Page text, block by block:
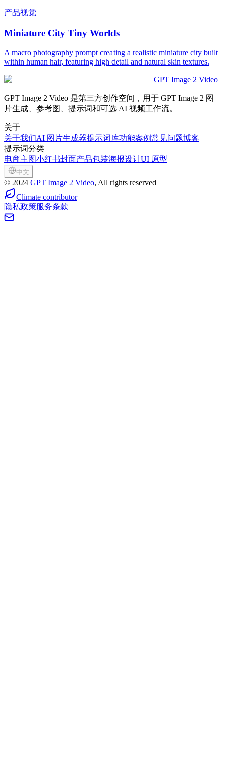
产品视觉
Miniature City Tiny Worlds
A macro photography prompt creating a realistic miniature city built
within human hair, featuring high detail and natural skin textures.
GPT Image 2 Video
GPT Image 2 Video 是第三方创作空间，用于 GPT Image 2 图
片生成、参考图、提示词和可选 AI 视频工作流。
关于
关于我们AI 图片生成器提示词库功能案例常见问题博客
提示词分类
电商主图小红书封面产品包装海报设计UI 原型
中文
© 2024 GPT Image 2 Video, All rights reserved
Climate contributor
隐私政策服务条款